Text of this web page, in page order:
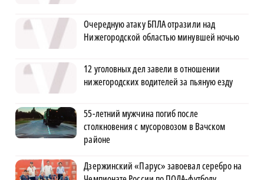
Очередную атаку БПЛА отразили над
Нижегородской областью минувшей ночью
12 уголовных дел завели в отношении
нижегородских водителей за пьяную езду
55-летний мужчина погиб после
столкновения с мусоровозом в Вачском
районе
Дзержинский «Парус» завоевал серебро на